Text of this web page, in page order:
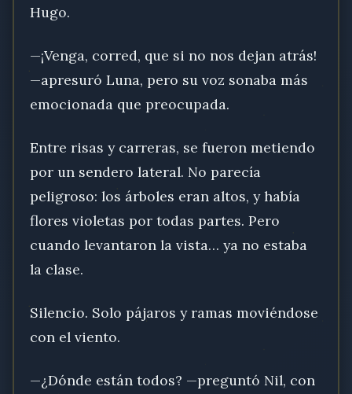
Hugo.
—¡Venga, corred, que si no nos dejan atrás!
—apresuró Luna, pero su voz sonaba más
emocionada que preocupada.
Entre risas y carreras, se fueron metiendo
por un sendero lateral. No parecía
peligroso: los árboles eran altos, y había
flores violetas por todas partes. Pero
cuando levantaron la vista… ya no estaba
la clase.
Silencio. Solo pájaros y ramas moviéndose
con el viento.
—¿Dónde están todos? —preguntó Nil, con